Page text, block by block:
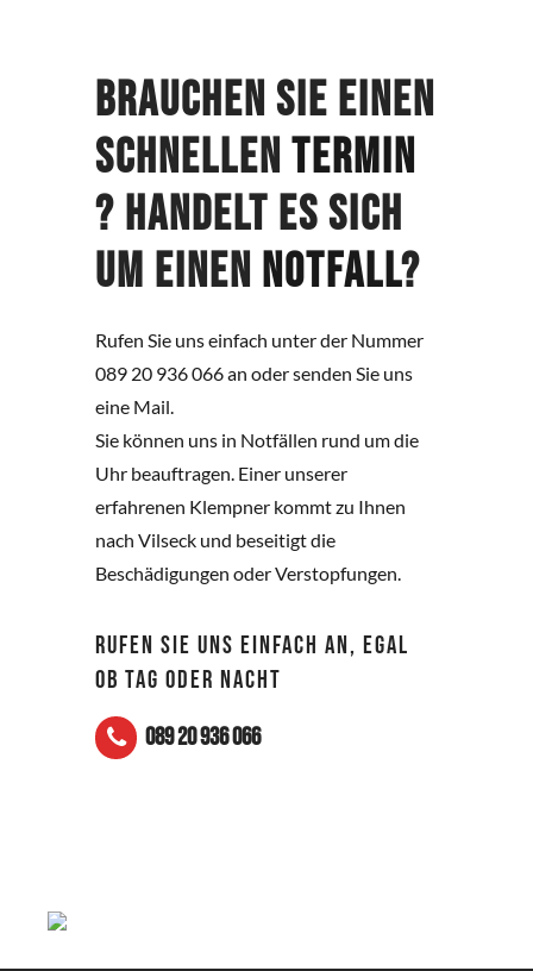
Brauchen Sie einen
schnellen Termin
? Handelt es sich
um einen Notfall?
Rufen Sie uns einfach unter der Nummer
089 20 936 066 an oder senden Sie uns
eine Mail.
Sie können uns in Notfällen rund um die
Uhr beauftragen. Einer unserer
erfahrenen Klempner kommt zu Ihnen
nach Vilseck und beseitigt die
Beschädigungen oder Verstopfungen.
RUFEN SIE UNS EINFACH AN, EGAL
OB TAG ODER NACHT
089 20 936 066